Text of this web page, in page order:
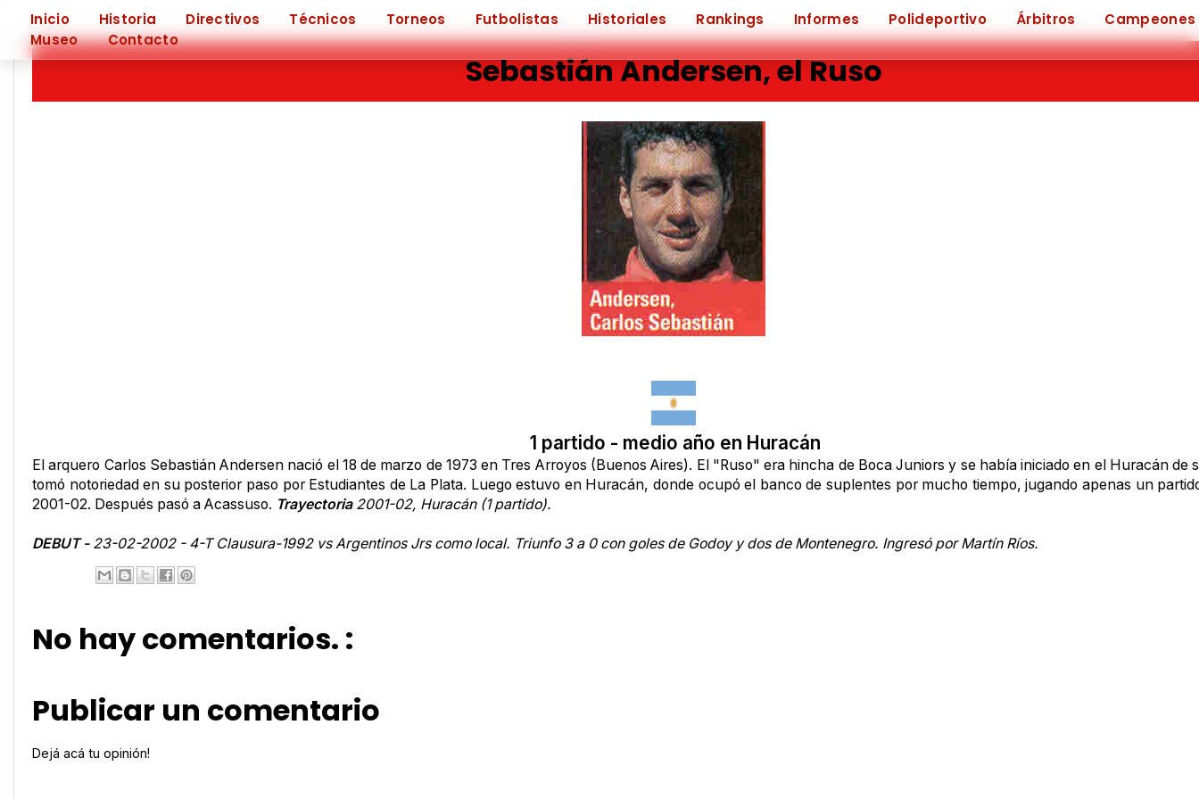
Inicio Historia Directivos Técnicos Torneos Futbolistas Historiales Rankings Informes Polideportivo Árbitros
Campeones
Museo
Contacto
❮
Sebastián Andersen, el Ruso
1 partido - medio año en Huracán
El arquero Carlos Sebastián Andersen nació el 18 de marzo de 1973 en Tres Arroyos (Buenos Aires). El "Ruso" era hincha de Boca Juniors y se había iniciado en el Huracán de
tomó notoriedad en su posterior paso por Estudiantes de La Plata. Luego estuvo en Huracán, donde ocupó el banco de suplentes por mucho tiempo, jugando apenas un
2001-02. Después pasó a Acassuso. Trayectoria 2001-02, Huracán (1 partido).
DEBUT -23-02-2002 - 4-T Clausura-1992 vs Argentinos Jrs como local. Triunfo 3 a 0 con goles de Godoy y dos de Montenegro. Ingresó por Martín Ríos.
No hay comentarios. :
Publicar un comentario
Dejá acá tu opinión!